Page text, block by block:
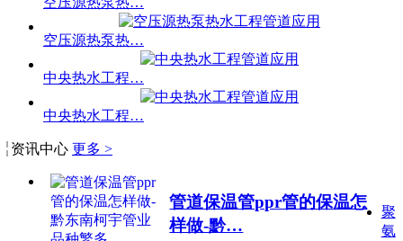
空压源热泵热…
中央热水工程…
中央热水工程…
资讯中心 更多 >
管道保温管ppr管的保温怎
样做-黔…
聚
氨